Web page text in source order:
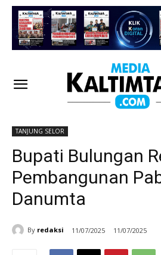
TANJUNG SELOR
Bupati Bulungan
Pembangunan
Danumta
By redaksi 11/07/2025 11/07/2025